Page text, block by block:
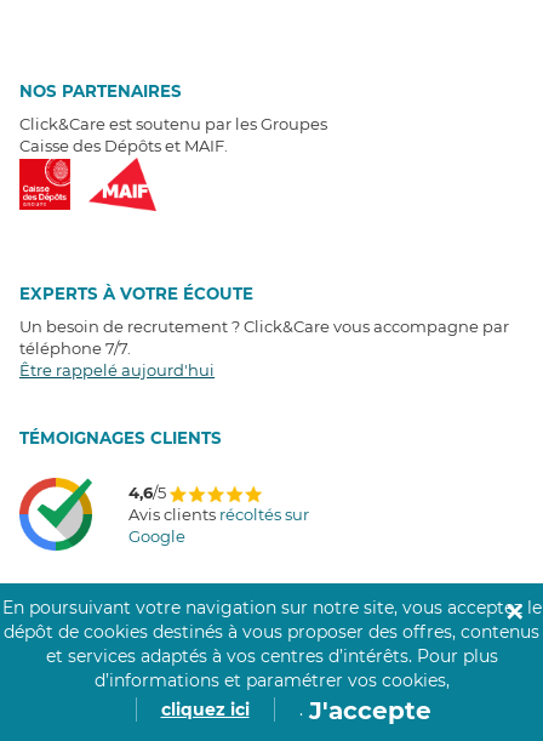
NOS PARTENAIRES
Click&Care est soutenu par les Groupes
Caisse des Dépôts et MAIF.
EXPERTS À VOTRE ÉCOUTE
Un besoin de recrutement ? Click&Care vous accompagne par
téléphone 7/7
Être rappelé aujourd'hui
TÉMOIGNAGES CLIENTS
4,6/5
Avis clients récoltés sur
Google
COMMUNAUTÉ CLICK&CARE
En poursuivant votre navigation sur notre site, vous acceptez le
dépôt de cookies destinés à vous proposer des offres, contenus
et services adaptés à vos centres d’intérêts. Pour plus
d’informations et paramétrer vos cookies,
cliquez ici
. J'accepte
✕